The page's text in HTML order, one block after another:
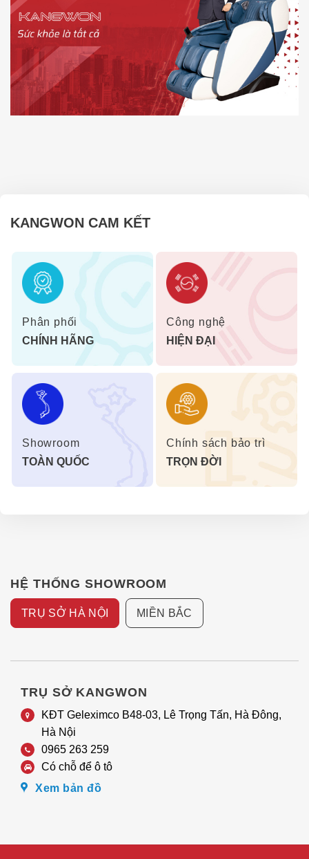
KANGWON CAM KẾT
Phân phối
CHÍNH HÃNG
Công nghệ
HIỆN ĐẠI
Showroom
TOÀN QUỐC
Chính sách bảo trì
TRỌN ĐỜI
HỆ THỐNG SHOWROOM
TRỤ SỞ HÀ NỘI MIỀN BẮC
TRỤ SỞ KANGWON
KĐT Geleximco B48-03, Lê Trọng Tấn, Hà Đông,
Hà Nội
0965 263 259
Có chỗ để ô tô
Xem bản đồ